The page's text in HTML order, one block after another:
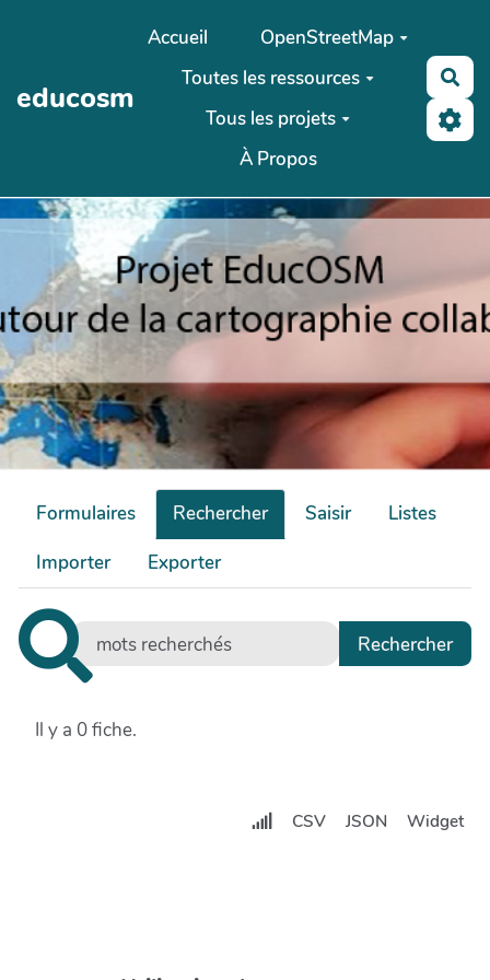
Aller au contenu principal
educosm
Accueil
OpenStreetMap
Toutes les ressources
Tous les projets
À Propos
Formulaires Rechercher Saisir
Listes
Importer
Exporter
Il y a 0 fiche.
CSV JSON Widget